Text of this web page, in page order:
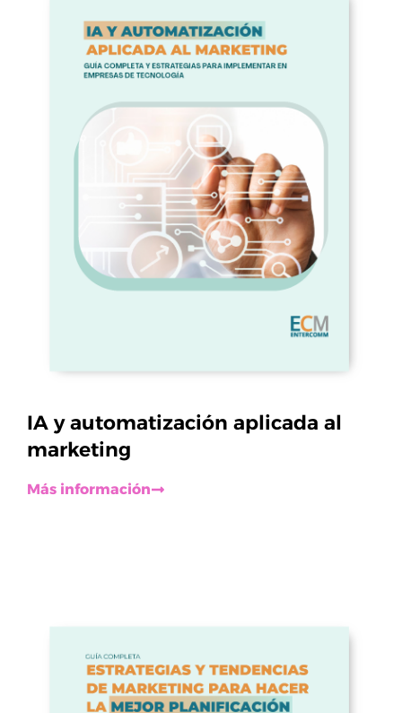
IA y automatización aplicada al
marketing
Más información